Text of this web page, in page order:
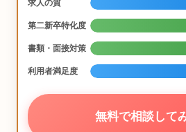
求人の質
第二新卒特化度
書類・面接対策
利用者満足度
無料で相談して